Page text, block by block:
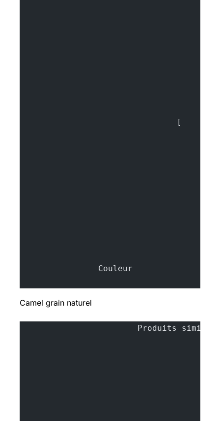
				[
		Couleur
Camel grain naturel